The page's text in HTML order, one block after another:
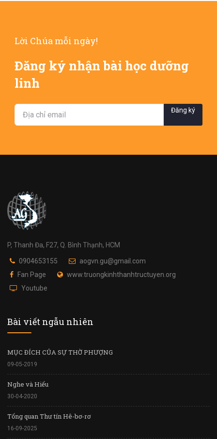
Lời Chúa mỗi ngày!
Đăng ký nhận bài học dưỡng
linh
Đăng ký
P, Thanh Đa, F27, Q. Bình Thạnh, HCM
0904653155
aogvn.gu@gmail.com
Fan Page
www.truongkinhthanhtructuyen.org
Youtube
Bài viết ngẫu nhiên
MỤC ĐÍCH CỦA SỰ THỜ PHƯỢNG
09-05-2019
Nghe và Hiểu
30-04-2020
Tổng quan Thư tín Hê-bơ-rơ
16-09-2025